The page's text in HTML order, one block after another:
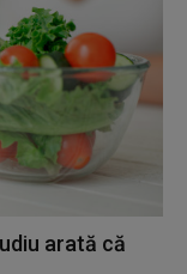
arată că